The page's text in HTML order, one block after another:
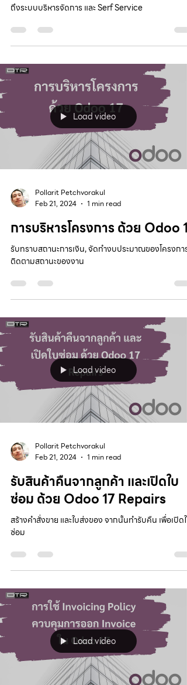
ถึงระบบบริหารจัดการ และ Serf Service
Load video
Pollarit Petchvorakul
Feb 21, 2024
1 min read
การบริหารโครงการ ด้วย Odoo 17
รับทราบสถานะการเงิน, จัดทำงบประมาณของโครงการ,
ติดตามสถานะของงาน
Load video
Pollarit Petchvorakul
Feb 21, 2024
1 min read
รับสินค้าคืนจากลูกค้า และเปิดใบ
ซ่อม ด้วย Odoo 17 Repairs
สร้างคำสั่งขาย และใบส่งของ จากนั้นทำรับคืน เพื่อเปิดใบ
ซ่อม
Load video